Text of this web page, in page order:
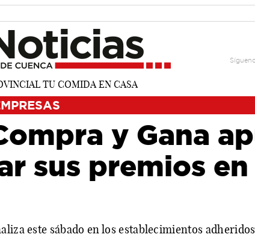
y Gana
sus premios en
este sábado en los establecimientos